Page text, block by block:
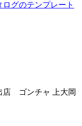
グのテンプレート
店 ゴンチャ 上大岡